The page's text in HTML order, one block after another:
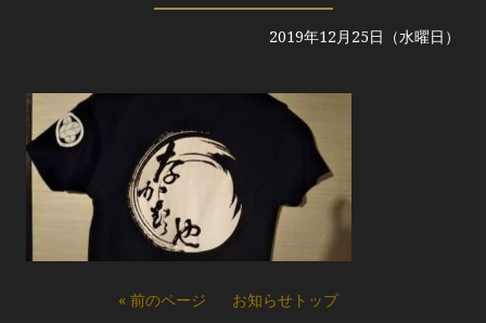
2019年12月25日（水曜日）
« 前のページ お知らせトップ